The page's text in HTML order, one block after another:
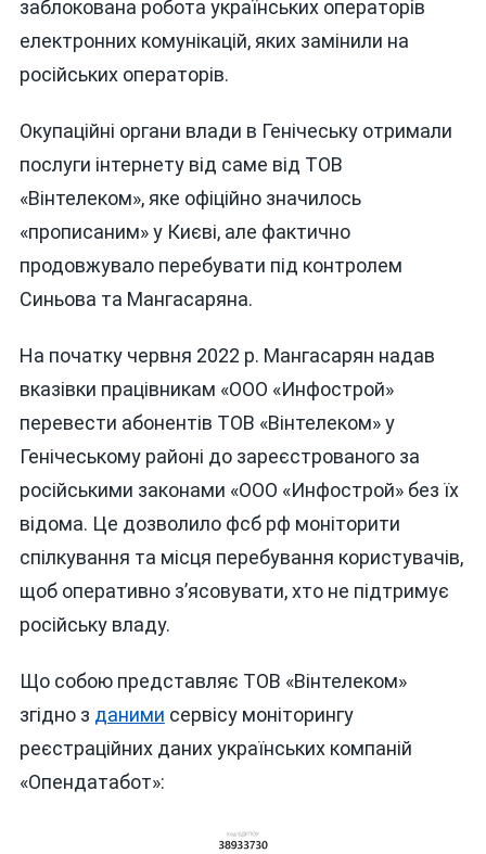
заблокована робота українських операторів
електронних комунікацій, яких замінили на
російських операторів.
Окупаційні органи влади в Генічеську отримали
послуги інтернету від саме від ТОВ
«Вінтелеком», яке офіційно значилось
«прописаним» у Києві, але фактично
продовжувало перебувати під контролем
Синьова та Мангасаряна.
На початку червня 2022 р. Мангасарян надав
вказівки працівникам «ООО «Инфострой»
перевести абонентів ТОВ «Вінтелеком» у
Генічеському районі до зареєстрованого за
російськими законами «ООО «Инфострой» без їх
відома. Це дозволило фсб рф моніторити
спілкування та місця перебування користувачів,
щоб оперативно з’ясовувати, хто не підтримує
російську владу.
Що собою представляє ТОВ «Вінтелеком»
згідно з даними сервісу моніторингу
реєстраційних даних українських компаній
«Опендатабот»: